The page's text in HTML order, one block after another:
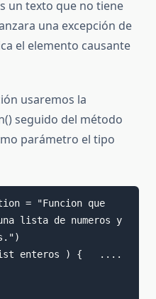
un texto que no tiene
una excepción de
el elemento causante
usaremos la
seguido del método
parámetro el tipo
= "Funcion que
lista de numeros y